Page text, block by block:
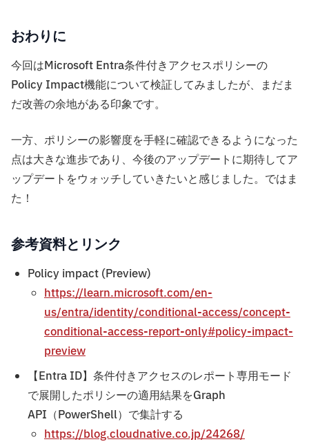
おわりに
今回はMicrosoft Entra条件付きアクセスポリシーの
Policy Impact機能について検証してみましたが、まだま
だ改善の余地がある印象です。
一方、ポリシーの影響度を手軽に確認できるようになった
点は大きな進歩であり、今後のアップデートに期待してア
ップデートをウォッチしていきたいと感じました。ではま
た！
参考資料とリンク
Policy impact (Preview)
https://learn.microsoft.com/en-
us/entra/identity/conditional-access/concept-
conditional-access-report-only#policy-impact-
preview
【Entra ID】条件付きアクセスのレポート専用モード
で展開したポリシーの適用結果をGraph
API（PowerShell）で集計する
https://blog.cloudnative.co.jp/24268/